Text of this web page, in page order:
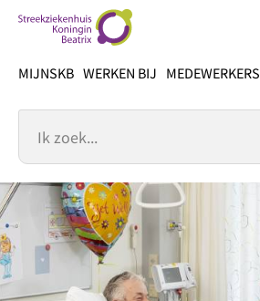
inhoud
MIJNSKB WERKEN BIJ MEDEWERKERS